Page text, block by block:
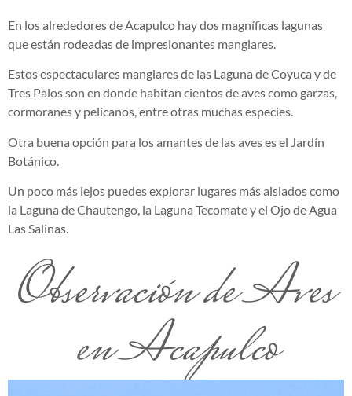
En los alrededores de Acapulco hay dos magníficas lagunas
que están rodeadas de impresionantes manglares.
Estos espectaculares manglares de las Laguna de Coyuca y de
Tres Palos son en donde habitan cientos de aves como garzas,
cormoranes y pelícanos, entre otras muchas especies.
Otra buena opción para los amantes de las aves es el Jardín
Botánico.
Un poco más lejos puedes explorar lugares más aislados como
la Laguna de Chautengo, la Laguna Tecomate y el Ojo de Agua
Las Salinas.
Observación de Aves
en Acapulco